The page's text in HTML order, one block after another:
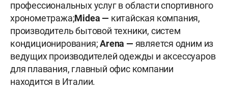
профессиональных услуг в области спортивного
хронометража;Midea — китайская компания,
производитель бытовой техники, систем
кондиционирования;Arena — является одним из
ведущих производителей одежды и аксессуаров
для плавания, главный офис компании
находится в Италии.